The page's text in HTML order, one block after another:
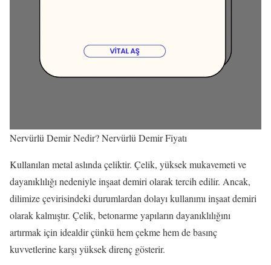
Nervürlü Demir Nedir? Nervürlü Demir Fiyatı
Kullanılan metal aslında çeliktir. Çelik, yüksek mukavemeti ve
dayanıklılığı nedeniyle inşaat demiri olarak tercih edilir. Ancak,
dilimize çevirisindeki durumlardan dolayı kullanımı inşaat demiri
olarak kalmıştır. Çelik, betonarme yapıların dayanıklılığını
artırmak için idealdir çünkü hem çekme hem de basınç
kuvvetlerine karşı yüksek direnç gösterir.